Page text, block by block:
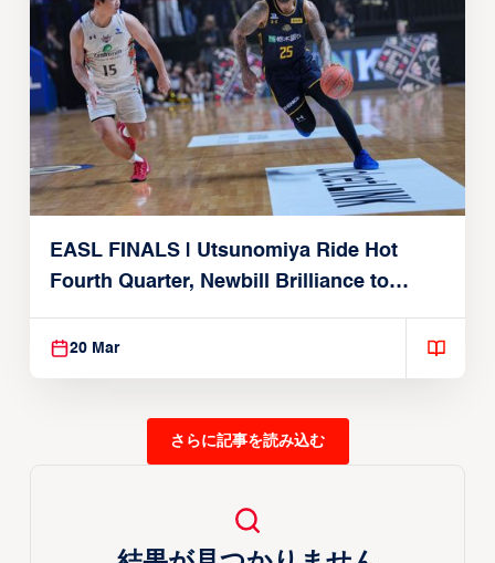
EASL FINALS | Utsunomiya Ride Hot
Fourth Quarter, Newbill Brilliance to
Reach EASL Championship Game
20 Mar
さらに記事を読み込む